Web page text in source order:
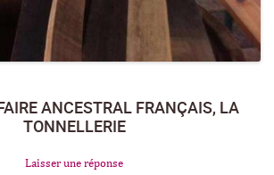
ANCESTRAL FRANÇAIS, LA
TONNELLERIE
Laisser une réponse